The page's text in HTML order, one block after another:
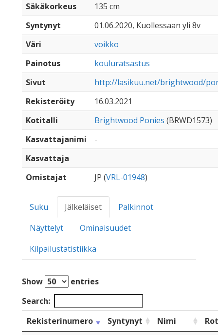
Säkäkorkeus
135 cm
Syntynyt
01.06.2020, Kuollessaan yli 8v
Väri
voikko
Painotus
kouluratsastus
Sivut
http://lasikuu.net/brightwood/
Rekisteröity
16.03.2021
Kotitalli
Brightwood Ponies (BRWD1573)
Kasvattajanimi
-
Kasvattaja
Omistajat
JP (VRL-01948)
Suku Jälkeläiset
Palkinnot
Näyttelyt
Ominaisuudet
Kilpailustatistiikka
Show
entries
Search:
Rekisterinumero
Syntynyt Nimi